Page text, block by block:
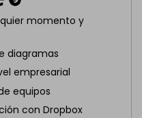
momento y
diagramas
empresarial
equipos
con Dropbox